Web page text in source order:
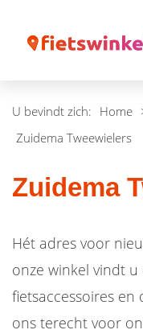
U bevindt zich: Home
Zuidema Tweewielers
Zuidema
Hét adres voor
onze winkel vindt
fietsaccessoires en
ons terecht voor